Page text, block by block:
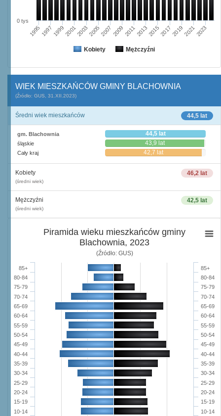
Kobiety Mężczyźni
1995199719992001200320052007 20092011201320152017201920212023
0 tys
WIEK MIESZKAŃCÓW GMINY BLACHOWNIA
(Źródło: GUS, 31.XII.2023)
44,5 lat
Średni wiek mieszkańców
gm. Blachownia 44,5 lat
śląskie 43,9 lat
Cały kraj 42,7 lat
46,2 lat
Kobiety
(średni wiek)
42,5 lat
Mężczyźni
(średni wiek)
Piramida wieku mieszkańców gminy
Blachownia, 2023
(Źródło: GUS)
10-14
15-19
20-24
25-29
30-34
35-39
40-44
45-49
50-54
55-59
60-64
65-69
70-74
75-79
80-84
85+
10-14
15-19
20-24
25-29
30-34
35-39
40-44
45-49
50-54
55-59
60-64
65-69
70-74
75-79
80-84
85+